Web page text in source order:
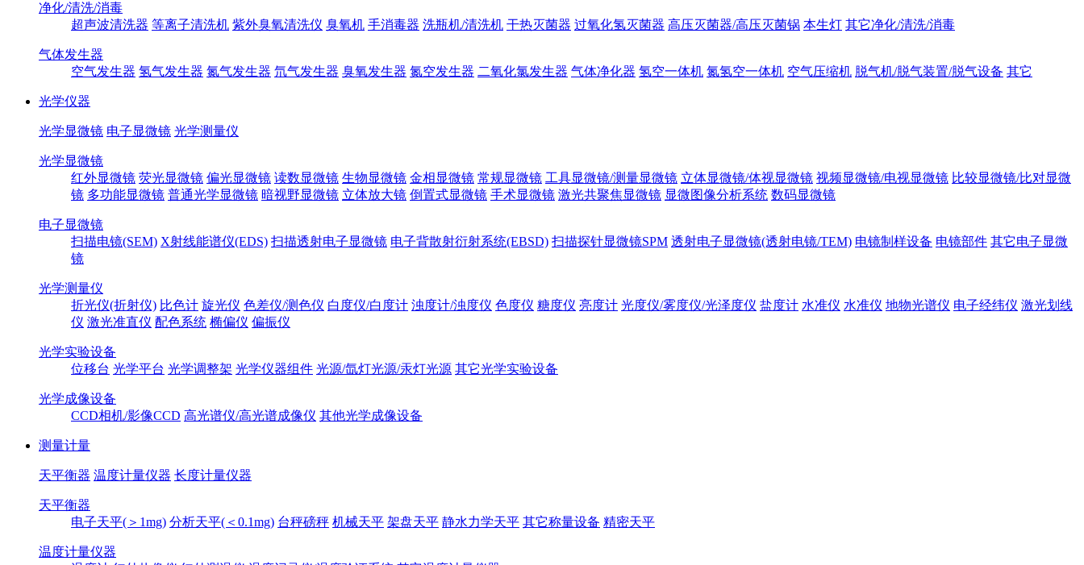
净化/清洗/消毒
超声波清洗器 等离子清洗机 紫外臭氧清洗仪 臭氧机 手消毒器 洗瓶机/清洗机 干热灭菌器 过氧化氢灭菌器 高压灭菌器/高压灭菌锅 本生灯 其它净化/清洗/消毒
气体发生器
空气发生器 氢气发生器 氮气发生器 氘气发生器 臭氧发生器 氮空发生器 二氧化氯发生器 气体净化器 氢空一体机 氮氢空一体机 空气压缩机 脱气机/脱气装置/脱气设备 其它
光学仪器
光学显微镜 电子显微镜 光学测量仪
光学显微镜
红外显微镜 荧光显微镜 偏光显微镜 读数显微镜 生物显微镜 金相显微镜 常规显微镜 工具显微镜/测量显微镜 立体显微镜/体视显微镜 视频显微镜/电视显微镜 比较显微镜/比对显微
镜 多功能显微镜 普通光学显微镜 暗视野显微镜 立体放大镜 倒置式显微镜 手术显微镜 激光共聚焦显微镜 显微图像分析系统 数码显微镜
电子显微镜
扫描电镜(SEM) X射线能谱仪(EDS) 扫描透射电子显微镜 电子背散射衍射系统(EBSD) 扫描探针显微镜SPM 透射电子显微镜(透射电镜/TEM) 电镜制样设备 电镜部件 其它电子显微
镜
光学测量仪
折光仪(折射仪) 比色计 旋光仪 色差仪/测色仪 白度仪/白度计 浊度计/浊度仪 色度仪 糖度仪 亮度计 光度仪/雾度仪/光泽度仪 盐度计 水准仪 水准仪 地物光谱仪 电子经纬仪 激光划线
仪 激光准直仪 配色系统 椭偏仪 偏振仪
光学实验设备
位移台 光学平台 光学调整架 光学仪器组件 光源/氙灯光源/汞灯光源 其它光学实验设备
光学成像设备
CCD相机/影像CCD 高光谱仪/高光谱成像仪 其他光学成像设备
测量计量
天平衡器 温度计量仪器 长度计量仪器
天平衡器
电子天平(＞1mg) 分析天平(＜0.1mg) 台秤磅秤 机械天平 架盘天平 静水力学天平 其它称量设备 精密天平
温度计量仪器